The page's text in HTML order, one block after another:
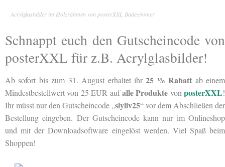
Acrylglasbilder im Holzrahmen von posterXXL Badezimmer
Schnappt euch den Gutscheincode von
posterXXL für z.B. Acrylglasbilder!
Ab sofort bis zum 31. August erhaltet ihr25 % Rabatt ab einem
Mindestbestellwert von 25 EUR aufalle Produkte vonposterXXL!
Ihr müsst nur den Gutscheincode „slyliv25“ vor dem Abschließen der
Bestellung eingeben. Der Gutscheincode kann nur im Onlineshop
und mit der Downloadsoftware eingelöst werden. Viel Spaß beim
Shoppen!